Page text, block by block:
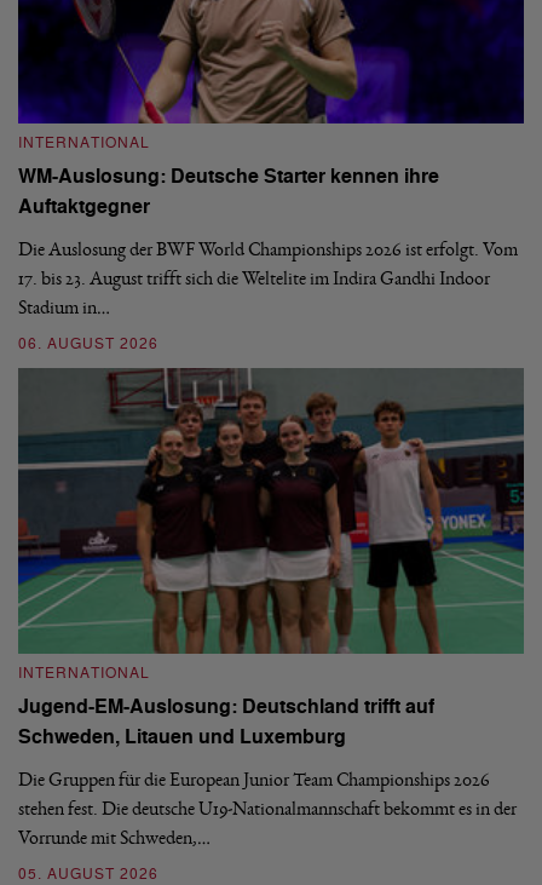
INTERNATIONAL
WM-Auslosung: Deutsche Starter kennen ihre
Auftaktgegner
Die Auslosung der BWF World Championships 2026 ist erfolgt. Vom
17. bis 23. August trifft sich die Weltelite im Indira Gandhi Indoor
Stadium in…
06. AUGUST 2026
INTERNATIONAL
Jugend-EM-Auslosung: Deutschland trifft auf
Schweden, Litauen und Luxemburg
Die Gruppen für die European Junior Team Championships 2026
stehen fest. Die deutsche U19-Nationalmannschaft bekommt es in der
Vorrunde mit Schweden,…
05. AUGUST 2026